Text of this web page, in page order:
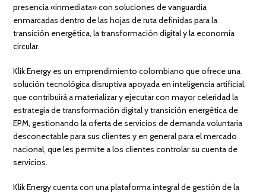
presencia «inmediata» con soluciones de vanguardia
enmarcadas dentro de las hojas de ruta definidas para la
transición energética, la transformación digital y la economía
circular.
Klik Energy es un emprendimiento colombiano que ofrece una
solución tecnológica disruptiva apoyada en inteligencia artificial,
que contribuirá a materializar y ejecutar con mayor celeridad la
estrategia de transformación digital y transición energética de
EPM, gestionando la oferta de servicios de demanda voluntaria
desconectable para sus clientes y en general para el mercado
nacional, que les permite a los clientes controlar su cuenta de
servicios.
Klik Energy cuenta con una plataforma integral de gestión de la